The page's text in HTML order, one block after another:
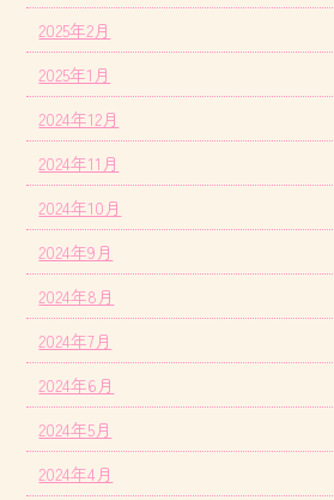
2025年2月
2025年1月
2024年12月
2024年11月
2024年10月
2024年9月
2024年8月
2024年7月
2024年6月
2024年5月
2024年4月